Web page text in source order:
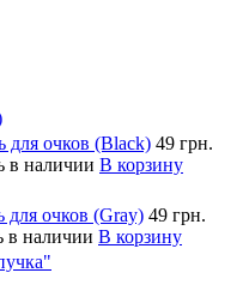
для очков (Black) 49 грн.
в наличии В корзину
для очков (Gray) 49 грн.
в наличии В корзину